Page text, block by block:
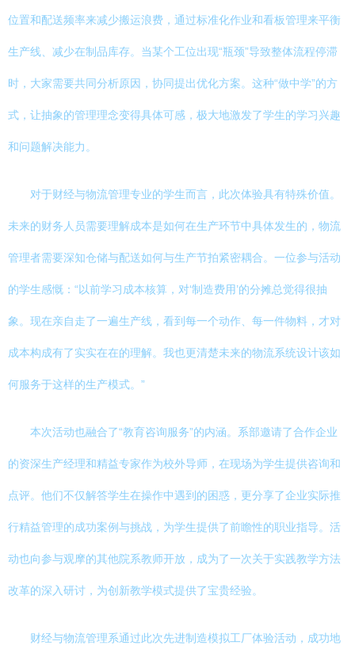
位置和配送频率来减少搬运浪费，通过标准化作业和看板管理来平衡
生产线、减少在制品库存。当某个工位出现“瓶颈”导致整体流程停滞
时，大家需要共同分析原因，协同提出优化方案。这种“做中学”的方
式，让抽象的管理理念变得具体可感，极大地激发了学生的学习兴趣
和问题解决能力。
对于财经与物流管理专业的学生而言，此次体验具有特殊价值。
未来的财务人员需要理解成本是如何在生产环节中具体发生的，物流
管理者需要深知仓储与配送如何与生产节拍紧密耦合。一位参与活动
的学生感慨：“以前学习成本核算，对‘制造费用’的分摊总觉得很抽
象。现在亲自走了一遍生产线，看到每一个动作、每一件物料，才对
成本构成有了实实在在的理解。我也更清楚未来的物流系统设计该如
何服务于这样的生产模式。”
本次活动也融合了“教育咨询服务”的内涵。系部邀请了合作企业
的资深生产经理和精益专家作为校外导师，在现场为学生提供咨询和
点评。他们不仅解答学生在操作中遇到的困惑，更分享了企业实际推
行精益管理的成功案例与挑战，为学生提供了前瞻性的职业指导。活
动也向参与观摩的其他院系教师开放，成为了一次关于实践教学方法
改革的深入研讨，为创新教学模式提供了宝贵经验。
财经与物流管理系通过此次先进制造模拟工厂体验活动，成功地